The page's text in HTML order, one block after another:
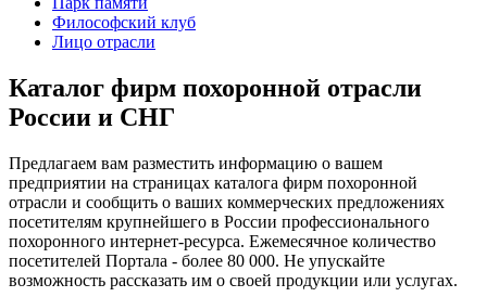
Философский клуб
Лицо отрасли
Каталог фирм похоронной отрасли
России и СНГ
Предлагаем вам разместить информацию о вашем
предприятии на страницах каталога фирм похоронной
отрасли и сообщить о ваших коммерческих предложениях
посетителям крупнейшего в России профессионального
похоронного интернет-ресурса. Ежемесячное количество
посетителей Портала - более 80 000. Не упускайте
возможность рассказать им о своей продукции или услугах.